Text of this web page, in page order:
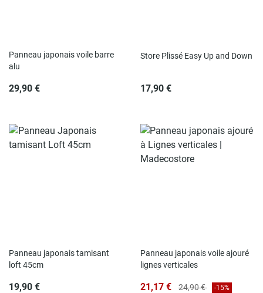
Panneau japonais voile barre
alu
29,90 €
Store Plissé Easy Up and Down
17,90 €
Panneau japonais tamisant
loft 45cm
19,90 €
Panneau japonais voile ajouré
lignes verticales
21,17 € 24,90 € -15%